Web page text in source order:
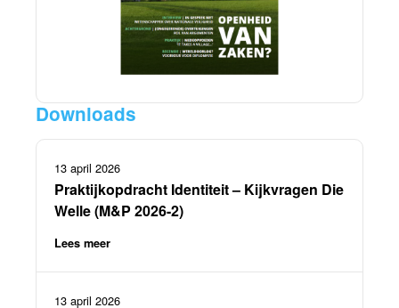
Downloads
13 april 2026
Praktijkopdracht Identiteit – Kijkvragen Die
Welle (M&P 2026-2)
Lees meer
13 april 2026